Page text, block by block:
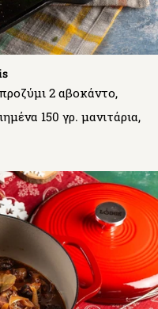
2 αβοκάντο,
150 γρ. μανιτάρια,